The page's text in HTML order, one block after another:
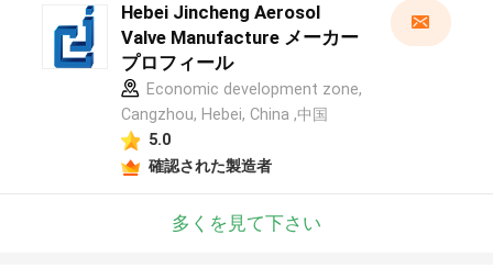
Hebei Jincheng Aerosol
Valve Manufacture メーカー
プロフィール
Economic development zone,
Cangzhou, Hebei, China ,中国
5.0
確認された製造者
多くを見て下さい